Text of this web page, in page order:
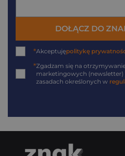
DOŁĄCZ DO
*Akceptujępolitykę
*Zgadzam się na
marketingowych (newsletter)
zasadach określonych w